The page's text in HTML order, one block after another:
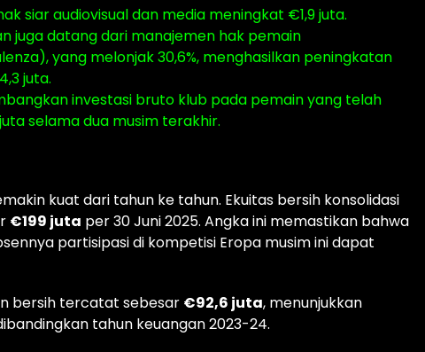
siar audiovisual dan media meningkat €1,9 juta.
juga datang dari manajemen hak pemain
yang melonjak 30,6%, menghasilkan peningkatan
juta.
investasi bruto klub pada pemain yang telah
selama dua musim terakhir.
kuat dari tahun ke tahun. Ekuitas bersih konsolidasi
€199 juta per 30 Juni 2025. Angka ini memastikan bahwa
partisipasi di kompetisi Eropa musim ini dapat
bersih tercatat sebesar €92,6 juta, menunjukkan
tahun keuangan 2023-24.